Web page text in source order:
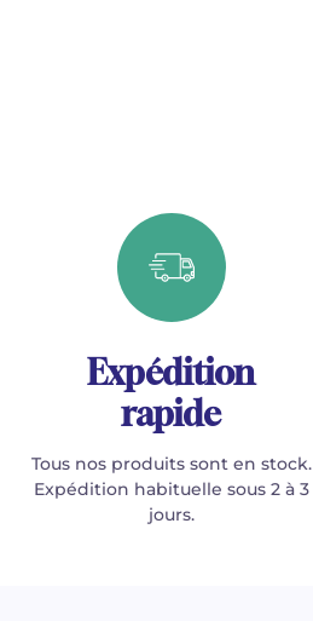
Expédition
rapide
Tous nos produits sont en stock.
Expédition habituelle sous 2 à 3
jours.